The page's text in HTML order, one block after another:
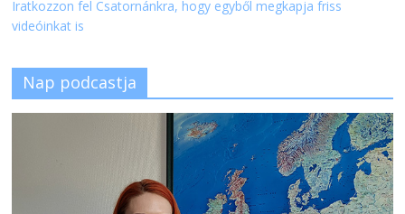
Iratkozzon fel Csatornánkra, hogy egyből megkapja friss
videóinkat is
Nap podcastja